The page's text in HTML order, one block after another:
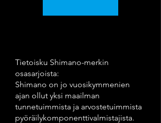
Tietoisku Shimano-merkin
osasarjoista:
Shimano on jo vuosikymmenien
ajan ollut yksi maailman
tunnetuimmista ja arvostetuimmista
pyöräilykomponenttivalmistajista.